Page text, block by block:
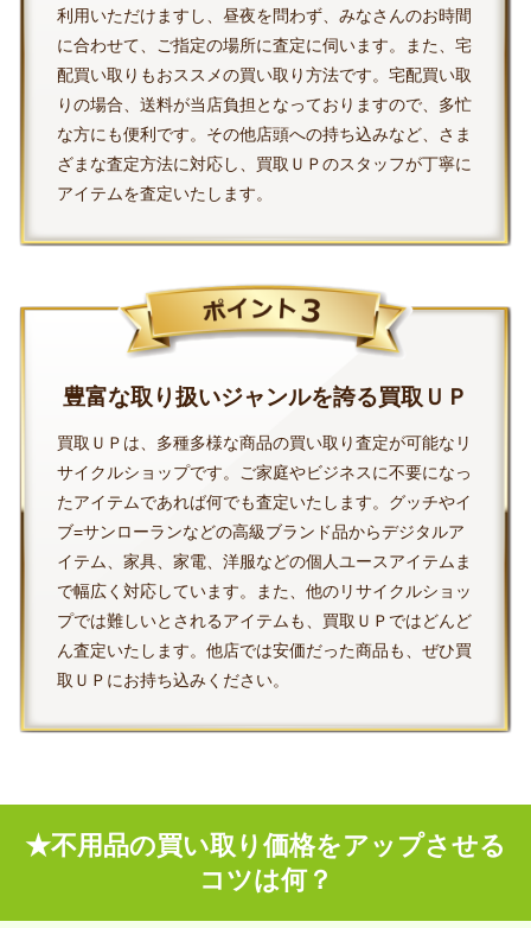
利用いただけますし、昼夜を問わず、みなさんのお時間
に合わせて、ご指定の場所に査定に伺います。また、宅
配買い取りもおススメの買い取り方法です。宅配買い取
りの場合、送料が当店負担となっておりますので、多忙
な方にも便利です。その他店頭への持ち込みなど、さま
ざまな査定方法に対応し、買取ＵＰのスタッフが丁寧に
アイテムを査定いたします。
豊富な取り扱いジャンルを誇る買取ＵＰ
買取ＵＰは、多種多様な商品の買い取り査定が可能なリ
サイクルショップです。ご家庭やビジネスに不要になっ
たアイテムであれば何でも査定いたします。グッチやイ
ブ=サンローランなどの高級ブランド品からデジタルア
イテム、家具、家電、洋服などの個人ユースアイテムま
で幅広く対応しています。また、他のリサイクルショッ
プでは難しいとされるアイテムも、買取ＵＰではどんど
ん査定いたします。他店では安価だった商品も、ぜひ買
取ＵＰにお持ち込みください。
★不用品の買い取り価格をアップさせる
コツは何？